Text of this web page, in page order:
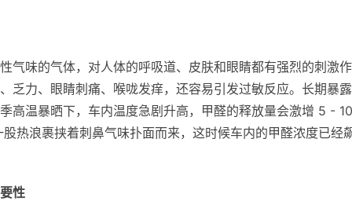
气味的气体，对人体的呼吸道、皮肤和眼睛都有强烈的刺激作
乏力、眼睛刺痛、喉咙发痒，还容易引发过敏反应。长期暴
高温暴晒下，车内温度急剧升高，甲醛的释放量会激增 5 - 10
热浪裹挟着刺鼻气味扑面而来，这时候车内的甲醛浓度已经
性